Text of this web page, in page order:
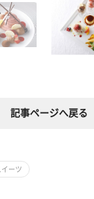
記事ページへ戻る
イーツ